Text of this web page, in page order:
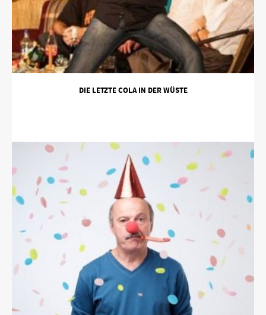
DIE LETZTE COLA IN DER WÜSTE